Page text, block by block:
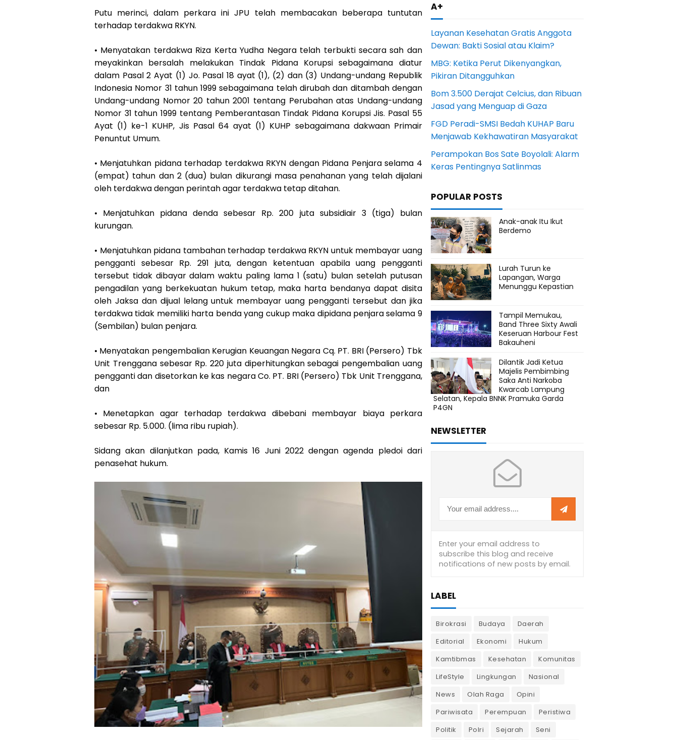
Putu merinci, dalam perkara ini JPU telah membacakan beberapa tuntutan
terhadap terdakwa RKYN.
• Menyatakan terdakwa Riza Kerta Yudha Negara telah terbukti secara sah dan
meyakinkan bersalah melakukan Tindak Pidana Korupsi sebagaimana diatur
dalam Pasal 2 Ayat (1) Jo. Pasal 18 ayat (1), (2) dan (3) Undang-undang Republik
Indonesia Nomor 31 tahun 1999 sebagaimana telah dirubah dan ditambah dengan
Undang-undang Nomor 20 tahun 2001 tentang Perubahan atas Undang-undang
Nomor 31 tahun 1999 tentang Pemberantasan Tindak Pidana Korupsi Jis. Pasal 55
Ayat (1) ke-1 KUHP, Jis Pasal 64 ayat (1) KUHP sebagaimana dakwaan Primair
Penuntut Umum.
• Menjatuhkan pidana terhadap terdakwa RKYN dengan Pidana Penjara selama 4
(empat) tahun dan 2 (dua) bulan dikurangi masa penahanan yang telah dijalani
oleh terdakwa dengan perintah agar terdakwa tetap ditahan.
• Menjatuhkan pidana denda sebesar Rp. 200 juta subsidiair 3 (tiga) bulan
kurungan.
• Menjatuhkan pidana tambahan terhadap terdakwa RKYN untuk membayar uang
pengganti sebesar Rp. 291 juta, dengan ketentuan apabila uang pengganti
tersebut tidak dibayar dalam waktu paling lama 1 (satu) bulan setelah putusan
pengadilan yang berkekuatan hukum tetap, maka harta bendanya dapat disita
oleh Jaksa dan dijual lelang untuk membayar uang pengganti tersebut dan jika
terdakwa tidak memiliki harta benda yang cukup maka dipidana penjara selama 9
(Sembilan) bulan penjara.
• Menyatakan pengembalian Kerugian Keuangan Negara Cq. PT. BRI (Persero) Tbk
Unit Trenggana sebesar Rp. 220 juta diperhitungkan sebagai pengembalian uang
pengganti dan disetorkan ke kas negara Co. PT. BRI (Persero) Tbk Unit Trenggana,
dan
• Menetapkan agar terhadap terdakwa dibebani membayar biaya perkara
sebesar Rp. 5.000. (lima ribu rupiah).
Sidang akan dilanjutkan pada, Kamis 16 Juni 2022 dengan agenda pledoi dari
penasehat hukum.
A+
Layanan Kesehatan Gratis Anggota
Dewan: Bakti Sosial atau Klaim?
MBG: Ketika Perut Dikenyangkan,
Pikiran Ditangguhkan
Bom 3.500 Derajat Celcius, dan Ribuan
Jasad yang Menguap di Gaza
FGD Peradi-SMSI Bedah KUHAP Baru
Menjawab Kekhawatiran Masyarakat
Perampokan Bos Sate Boyolali: Alarm
Keras Pentingnya Satlinmas
POPULAR POSTS
Anak-anak Itu Ikut
Berdemo
Lurah Turun ke
Lapangan, Warga
Menunggu Kepastian
Tampil Memukau,
Band Three Sixty Awali
Keseruan Harbour Fest
Bakauheni
Dilantik Jadi Ketua
Majelis Pembimbing
Saka Anti Narkoba
Kwarcab Lampung
Selatan, Kepala BNNK Pramuka Garda
P4GN
NEWSLETTER
LABEL
Birokrasi Budaya
Daerah
Editorial
Ekonomi
Hukum
Kamtibmas
Kesehatan
Komunitas
LifeStyle
Lingkungan
Nasional
News
Olah Raga
Opini
Pariwisata
Perempuan
Peristiwa
Politik
Polri Sejarah Seni